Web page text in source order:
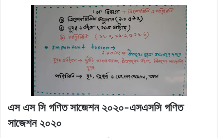
এস এস সি গণিত সাজেশন ২০২০-এসএসসি গণিত
সাজেশন ২০২০